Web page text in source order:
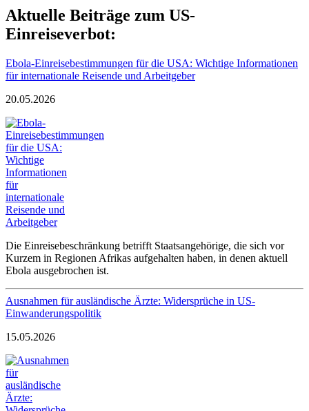
Aktuelle Beiträge zum US-
Einreiseverbot:
Ebola-Einreisebestimmungen für die USA: Wichtige Informationen
für internationale Reisende und Arbeitgeber
20.05.2026
Die Einreisebeschränkung betrifft Staatsangehörige, die sich vor
Kurzem in Regionen Afrikas aufgehalten haben, in denen aktuell
Ebola ausgebrochen ist.
Ausnahmen für ausländische Ärzte: Widersprüche in US-
Einwanderungspolitik
15.05.2026